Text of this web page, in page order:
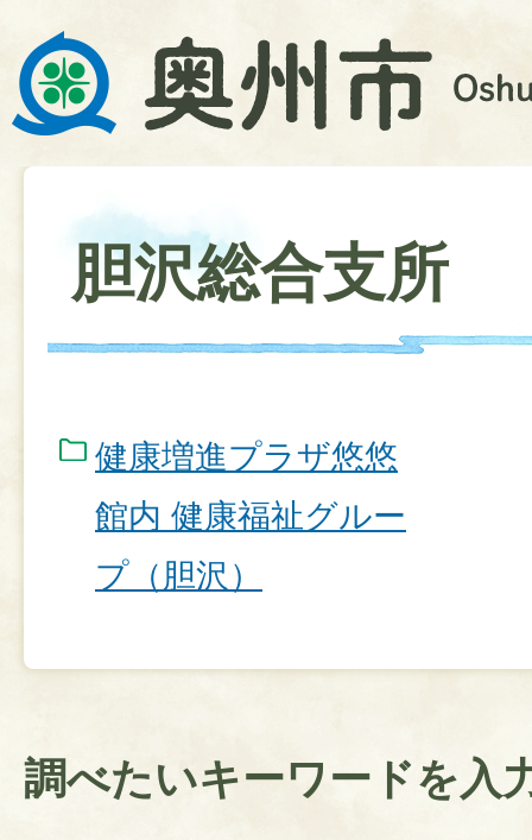
胆沢総合支所
健康増進プラザ悠悠
館内 健康福祉グルー
プ（胆沢）
調べたいキーワードを入